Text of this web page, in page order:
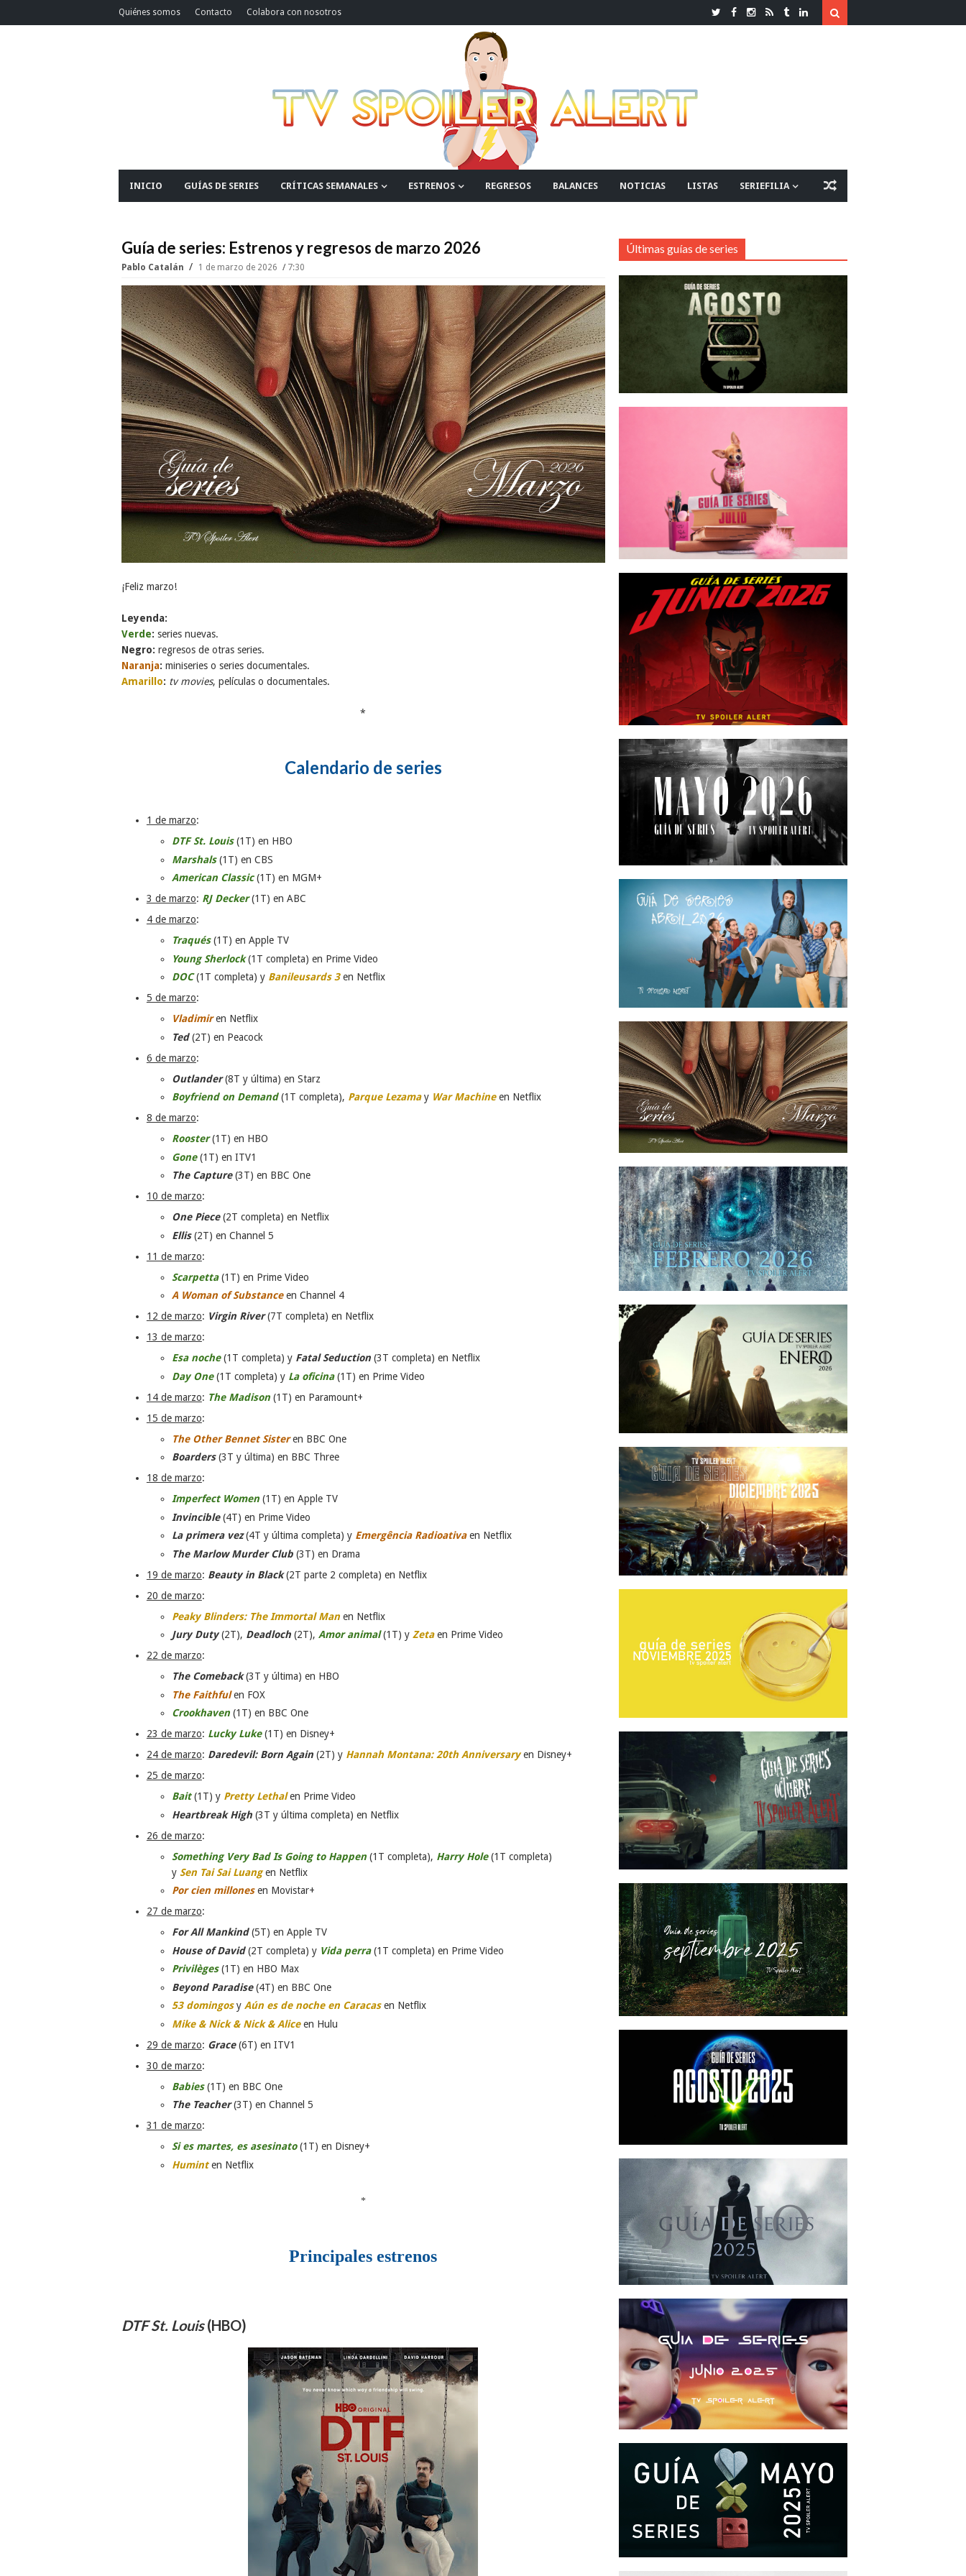
Quiénes somos Contacto Colabora con nosotros
INICIO GUÍAS DE SERIES CRÍTICAS SEMANALES ESTRENOS REGRESOS BALANCES NOTICIAS LISTAS SERIEFILIA
Guía de series: Estrenos y regresos de marzo 2026
Pablo Catalán 1 de marzo de 2026 7:30
¡Feliz marzo!
Leyenda:
Verde: series nuevas.
Negro: regresos de otras series.
Naranja: miniseries o series documentales.
Amarillo: tv movies, películas o documentales.
*
Calendario de series
1 de marzo:
DTF St. Louis(1T) en HBO
Marshals(1T) en CBS
American Classic(1T) en MGM+
3 de marzo: RJ Decker(1T) en ABC
4 de marzo:
Traqués(1T) en Apple TV
Young Sherlock(1T completa) en Prime Video
DOC(1T completa) y Banileusards 3en Netflix
5 de marzo:
Vladimiren Netflix
Ted(2T) en Peacock
6 de marzo:
Outlander(8T y última) en Starz
Boyfriend on Demand(1T completa), Parque Lezamay War Machineen Netflix
8 de marzo:
Rooster(1T) en HBO
Gone(1T) en ITV1
The Capture(3T) en BBC One
10 de marzo:
One Piece(2T completa) en Netflix
Ellis(2T) en Channel 5
11 de marzo:
Scarpetta(1T) en Prime Video
A Woman of Substanceen Channel 4
12 de marzo: Virgin River(7T completa) en Netflix
13 de marzo:
Esa noche(1T completa) y Fatal Seduction(3T completa) en Netflix
Day One(1T completa) y La oficina(1T) en Prime Video
14 de marzo: The Madison(1T) en Paramount+
15 de marzo:
The Other Bennet Sisteren BBC One
Boarders(3T y última) en BBC Three
18 de marzo:
Imperfect Women(1T) en Apple TV
Invincible(4T) en Prime Video
La primera vez(4T y última completa) y Emergência Radioativaen Netflix
The Marlow Murder Club(3T) en Drama
19 de marzo: Beauty in Black(2T parte 2 completa) en Netflix
20 de marzo:
Peaky Blinders: The Immortal Manen Netflix
Jury Duty(2T), Deadloch(2T), Amor animal(1T) y Zetaen Prime Video
22 de marzo:
The Comeback(3T y última) en HBO
The Faithfulen FOX
Crookhaven(1T) en BBC One
23 de marzo: Lucky Luke(1T) en Disney+
24 de marzo: Daredevil: Born Again(2T) y Hannah Montana: 20th Anniversaryen Disney+
25 de marzo:
Bait(1T) y Pretty Lethalen Prime Video
Heartbreak High(3T y última completa) en Netflix
26 de marzo:
Something Very Bad Is Going to Happen(1T completa), Harry Hole(1T completa)
y Sen Tai Sai Luangen Netflix
Por cien millonesen Movistar+
27 de marzo:
For All Mankind(5T) en Apple TV
House of David(2T completa) y Vida perra(1T completa) en Prime Video
Privilèges(1T) en HBO Max
Beyond Paradise(4T) en BBC One
53 domingosy Aún es de noche en Caracasen Netflix
Mike & Nick & Nick & Aliceen Hulu
29 de marzo: Grace(6T) en ITV1
30 de marzo:
Babies(1T) en BBC One
The Teacher(3T) en Channel 5
31 de marzo:
Si es martes, es asesinato(1T) en Disney+
Huminten Netflix
*
Principales estrenos
DTF St. Louis(HBO)
Últimas guías de series